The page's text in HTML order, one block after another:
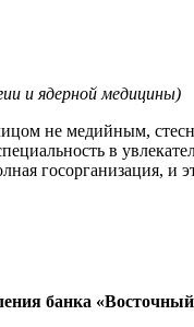
и ядерной медицины)
не медийным,
в
госорганизация,
банка